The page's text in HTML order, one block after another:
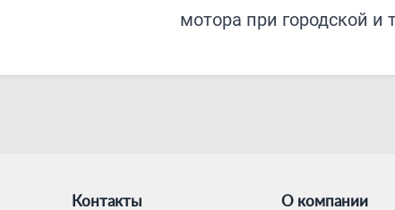
мотора при городской и
Контакты О компании